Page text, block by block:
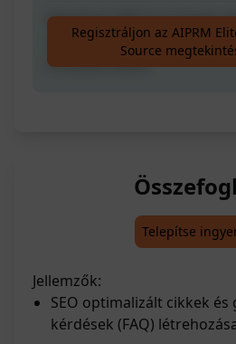
Készítsen SEO és Google
tartalmat gyakran
(Frissítve 2024)
Regisztráljon az AIPRM
Source
Telepítse
Jellemzők:
SEO optimalizált cikkek
kérdések (FAQ)